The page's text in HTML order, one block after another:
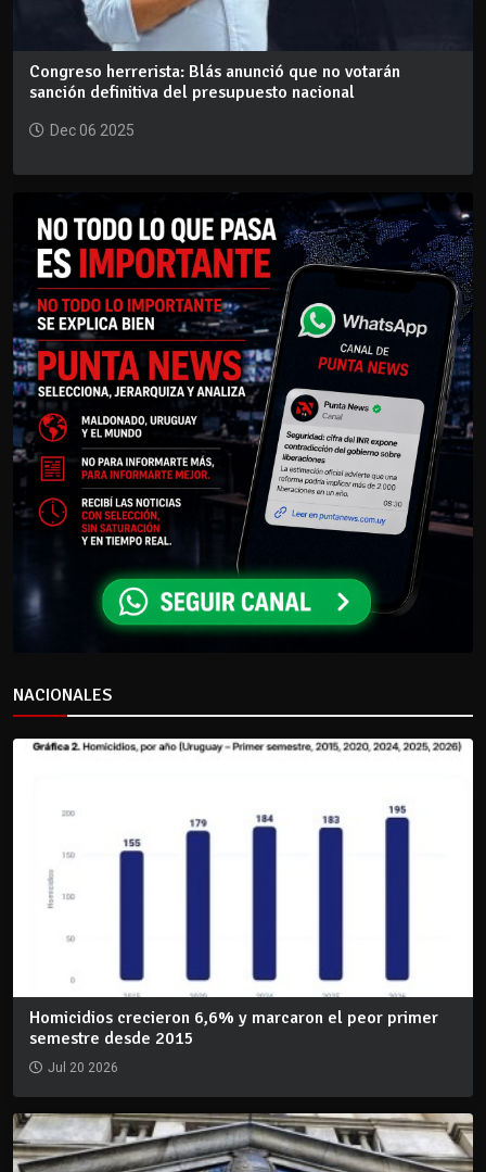
Congreso herrerista: Blás anunció que no votarán
sanción definitiva del presupuesto nacional
Dec 06 2025
NACIONALES
Homicidios crecieron 6,6% y marcaron el peor primer
semestre desde 2015
Jul 20 2026